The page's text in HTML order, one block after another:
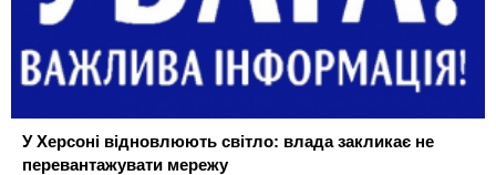
У Херсоні відновлюють світло: влада закликає не
перевантажувати мережу